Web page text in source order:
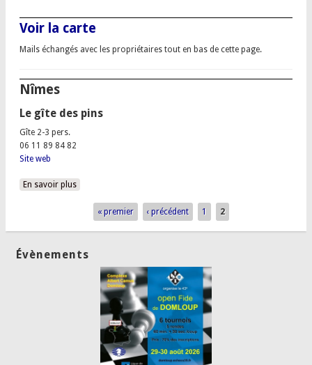
Voir la carte
Mails échangés avec les propriétaires tout en bas de cette page.
Nîmes
Le gîte des pins
Gîte 2-3 pers.
06 11 89 84 82
Site web
En savoir plusà propos de Recherche d'hébergements
« premier ‹ précédent 1 2
Évènements